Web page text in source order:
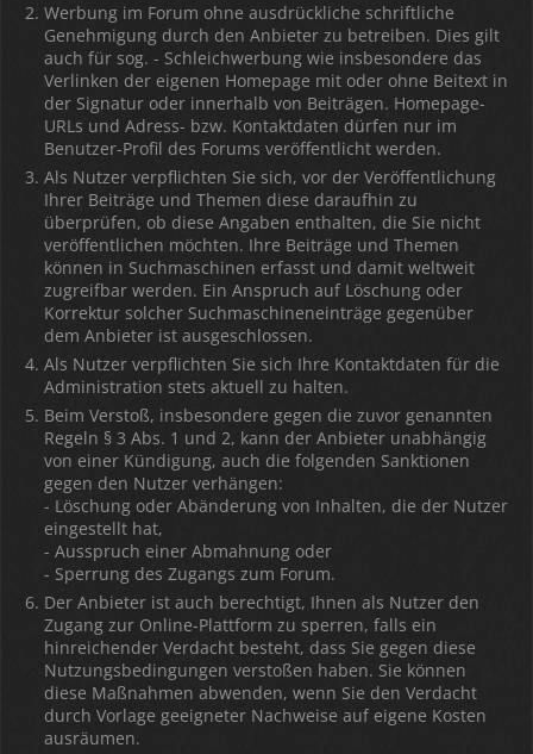
Werbung im Forum ohne ausdrückliche schriftliche
Genehmigung durch den Anbieter zu betreiben. Dies gilt
auch für sog. - Schleichwerbung wie insbesondere das
Verlinken der eigenen Homepage mit oder ohne Beitext in
der Signatur oder innerhalb von Beiträgen. Homepage-
URLs und Adress- bzw. Kontaktdaten dürfen nur im
Benutzer-Profil des Forums veröffentlicht werden.
Als Nutzer verpflichten Sie sich, vor der Veröffentlichung
Ihrer Beiträge und Themen diese daraufhin zu
überprüfen, ob diese Angaben enthalten, die Sie nicht
veröffentlichen möchten. Ihre Beiträge und Themen
können in Suchmaschinen erfasst und damit weltweit
zugreifbar werden. Ein Anspruch auf Löschung oder
Korrektur solcher Suchmaschineneinträge gegenüber
dem Anbieter ist ausgeschlossen.
Als Nutzer verpflichten Sie sich Ihre Kontaktdaten für die
Administration stets aktuell zu halten.
Beim Verstoß, insbesondere gegen die zuvor genannten
Regeln § 3 Abs. 1 und 2, kann der Anbieter unabhängig
von einer Kündigung, auch die folgenden Sanktionen
gegen den Nutzer verhängen:
- Löschung oder Abänderung von Inhalten, die der Nutzer
eingestellt hat,
- Ausspruch einer Abmahnung oder
- Sperrung des Zugangs zum Forum.
Der Anbieter ist auch berechtigt, Ihnen als Nutzer den
Zugang zur Online-Plattform zu sperren, falls ein
hinreichender Verdacht besteht, dass Sie gegen diese
Nutzungsbedingungen verstoßen haben. Sie können
diese Maßnahmen abwenden, wenn Sie den Verdacht
durch Vorlage geeigneter Nachweise auf eigene Kosten
ausräumen.